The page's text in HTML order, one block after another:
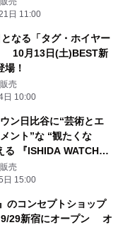
日 11:00
なる「タグ・ホイヤー
10月13日(土)BEST新
場！
売
日 10:00
ン日比谷に“芸術とエ
ント”な “観たくな
る 『ISHIDA WATCH
3/29にオープン
売
日 15:00
のコンセプトショップ
9/29新宿にオープン オ